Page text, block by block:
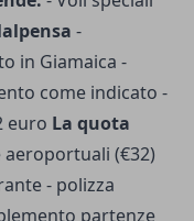
-
in Giamaica -
come indicato -
euro La quota
aeroportuali (€32)
- polizza
partenze